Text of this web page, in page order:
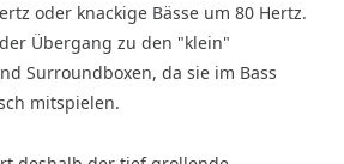
oder knackige Bässe um 80 Hertz.
Übergang zu den "klein"
Surroundboxen, da sie im Bass
mitspielen.